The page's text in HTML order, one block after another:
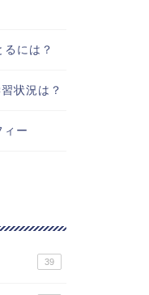
には？
状況は？
ィー
39